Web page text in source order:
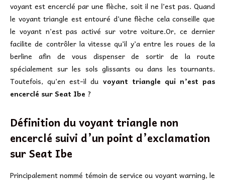
voyant est encerclé par une flèche, soit il ne l’est pas. Quand
le voyant triangle est entouré d’une flèche cela conseille que
le voyant n’est pas activé sur votre voiture.Or, ce dernier
facilite de contrôler la vitesse qu’il y’a entre les roues de la
berline afin de vous dispenser de sortir de la route
spécialement sur les sols glissants ou dans les tournants.
Toutefois, qu’en est-il du voyant triangle qui n’est pas
encerclé sur Seat Ibe ?
Définition du voyant triangle non
encerclé suivi d’un point d’exclamation
surSeat Ibe
Principalement nommé témoin de service ou voyant warning, le